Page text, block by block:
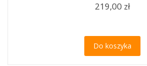
219,00 zł
Do koszyka